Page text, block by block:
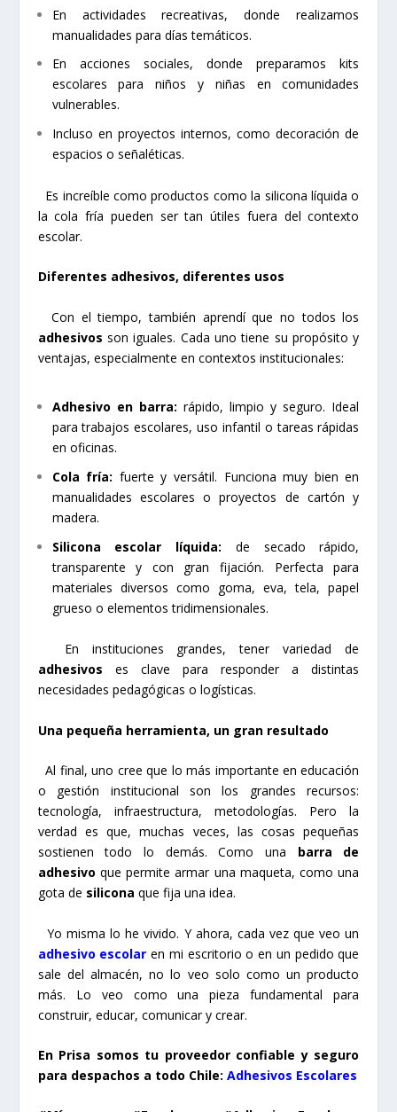
En actividades recreativas, donde realizamos
manualidades para días temáticos.
En acciones sociales, donde preparamos kits
escolares para niños y niñas en comunidades
vulnerables.
Incluso en proyectos internos, como decoración de
espacios o señaléticas.
Es increíble como productos como la silicona líquida o
la cola fría pueden ser tan útiles fuera del contexto
escolar.
Diferentes adhesivos, diferentes usos
Con el tiempo, también aprendí que no todos los
adhesivos son iguales. Cada uno tiene su propósito y
ventajas, especialmente en contextos institucionales:
Adhesivo en barra: rápido, limpio y seguro. Ideal
para trabajos escolares, uso infantil o tareas rápidas
en oficinas.
Cola fría: fuerte y versátil. Funciona muy bien en
manualidades escolares o proyectos de cartón y
madera.
Silicona escolar líquida: de secado rápido,
transparente y con gran fijación. Perfecta para
materiales diversos como goma, eva, tela, papel
grueso o elementos tridimensionales.
En instituciones grandes, tener variedad de
adhesivos es clave para responder a distintas
necesidades pedagógicas o logísticas.
Una pequeña herramienta, un gran resultado
Al final, uno cree que lo más importante en educación
o gestión institucional son los grandes recursos:
tecnología, infraestructura, metodologías. Pero la
verdad es que, muchas veces, las cosas pequeñas
sostienen todo lo demás. Como una barra de
adhesivo que permite armar una maqueta, como una
gota de silicona que fija una idea.
Yo misma lo he vivido. Y ahora, cada vez que veo un
adhesivo escolar en mi escritorio o en un pedido que
sale del almacén, no lo veo solo como un producto
más. Lo veo como una pieza fundamental para
construir, educar, comunicar y crear.
En Prisa somos tu proveedor confiable y seguro
para despachos a todo Chile: Adhesivos Escolares